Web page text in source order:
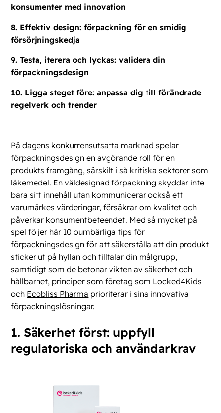
konsumenter med innovation
8. Effektiv design: förpackning för en smidig
försörjningskedja
9. Testa, iterera och lyckas: validera din
förpackningsdesign
10. Ligga steget före: anpassa dig till förändrade
regelverk och trender
På dagens konkurrensutsatta marknad spelar
förpackningsdesign en avgörande roll för en
produkts framgång, särskilt i så kritiska sektorer som
läkemedel. En väldesignad förpackning skyddar inte
bara sitt innehåll utan kommunicerar också ett
varumärkes värderingar, försäkrar om kvalitet och
påverkar konsumentbeteendet. Med så mycket på
spel följer här 10 oumbärliga tips för
förpackningsdesign för att säkerställa att din produkt
sticker ut på hyllan och tilltalar din målgrupp,
samtidigt som de betonar vikten av säkerhet och
hållbarhet, principer som företag som Locked4Kids
och Ecobliss Pharma prioriterar i sina innovativa
förpackningslösningar.
1. Säkerhet först: uppfyll
regulatoriska och användarkrav